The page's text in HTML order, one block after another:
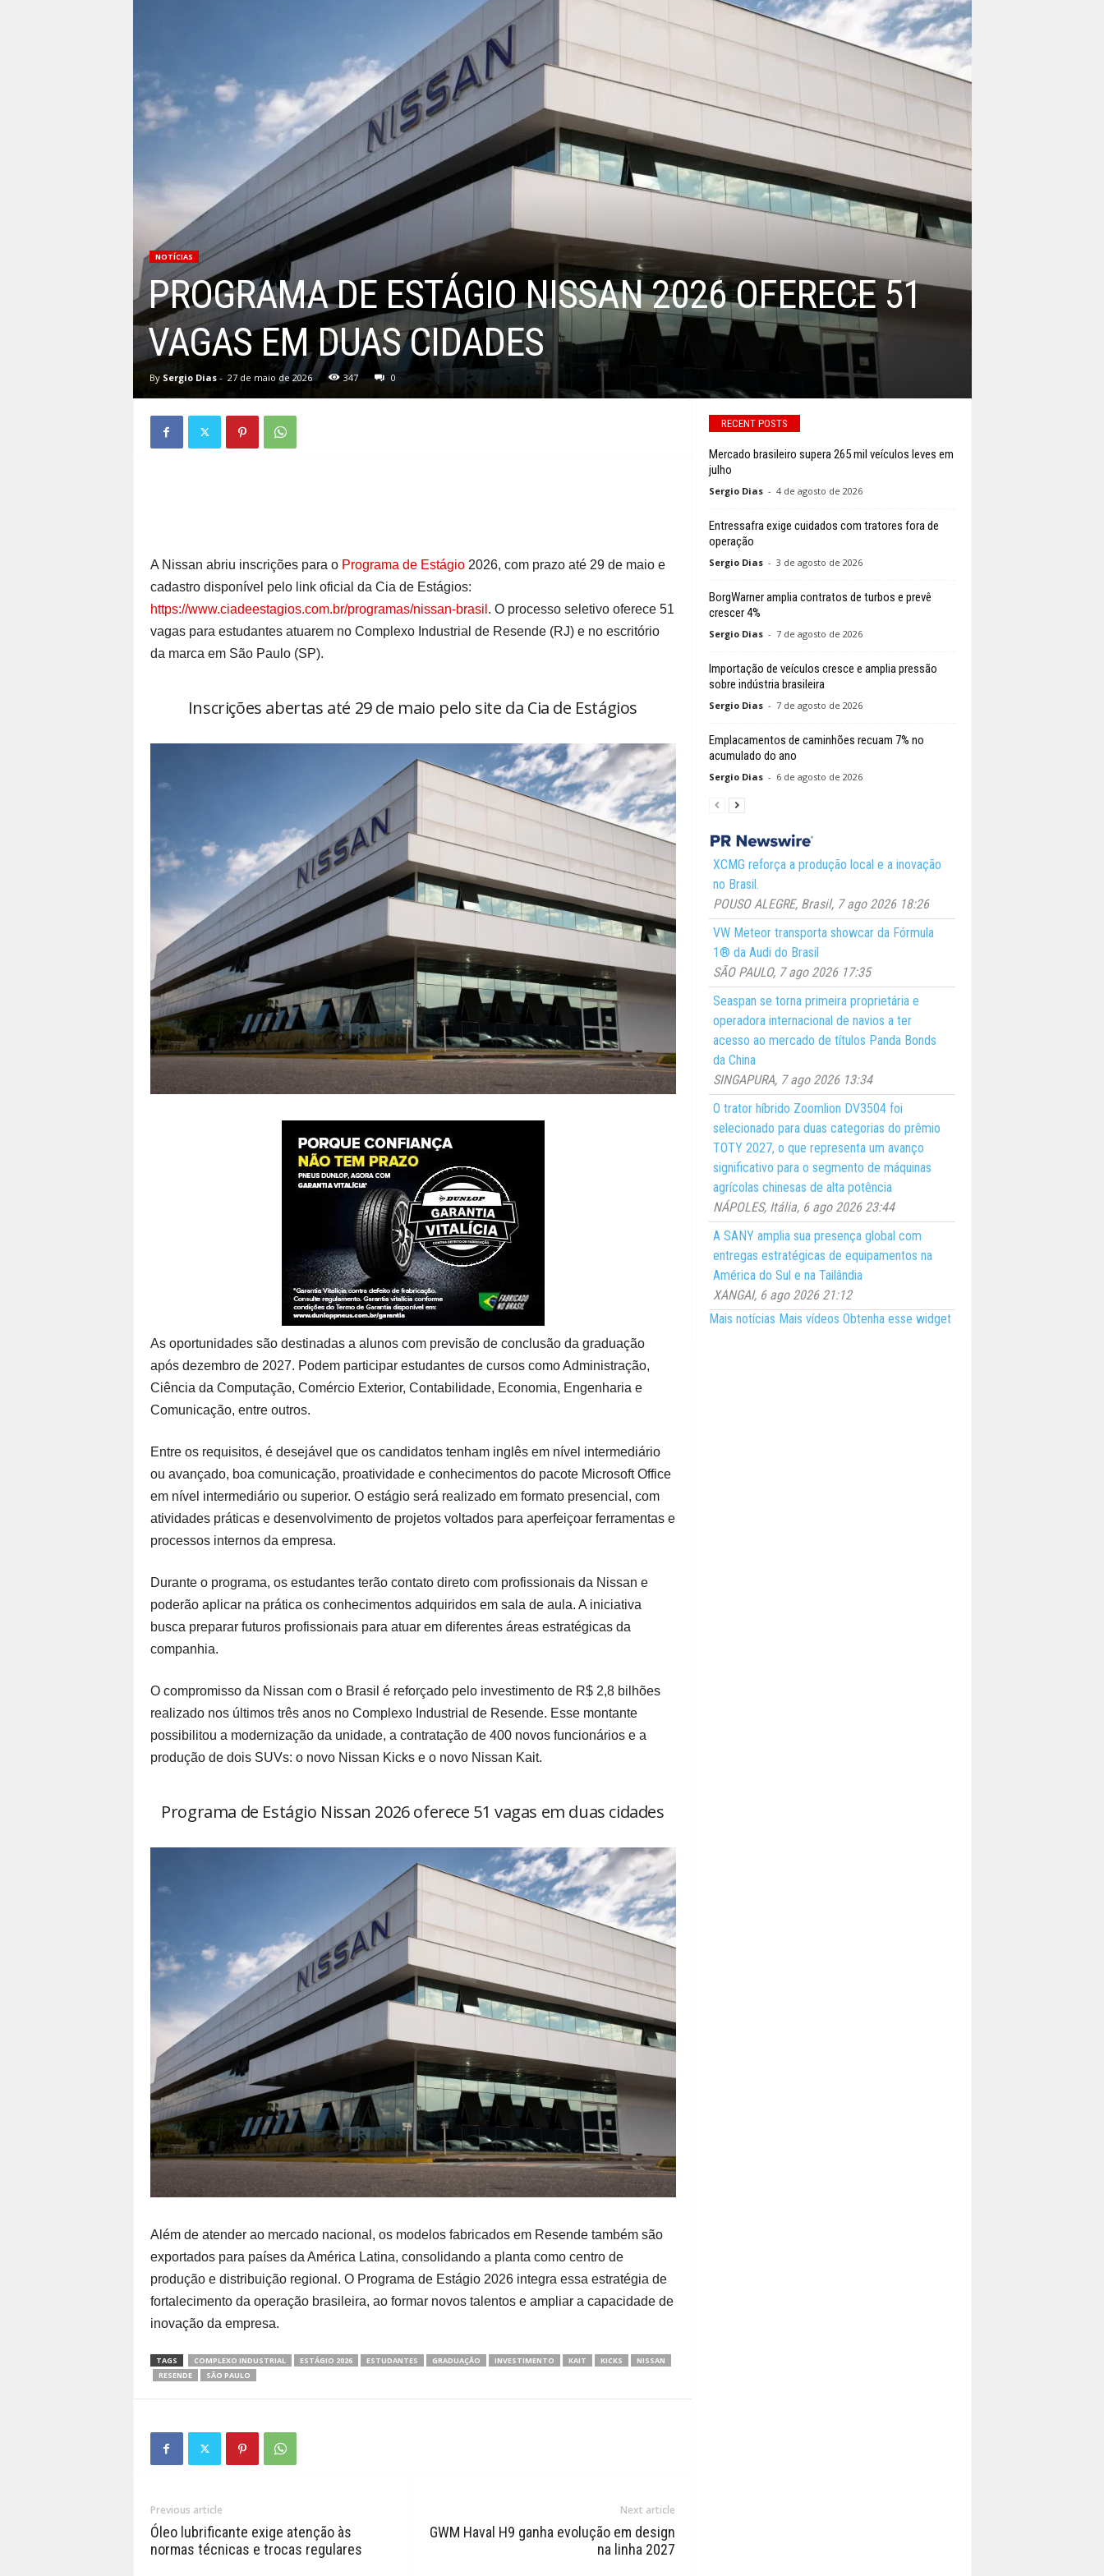
NOTÍCIAS
PROGRAMA DE ESTÁGIO NISSAN 2026 OFERECE 51
VAGAS EM DUAS CIDADES
By Sergio Dias- 27 de maio de 2026 347 0
A Nissan abriu inscrições para o Programa de Estágio2026, com prazo até 29 de maio e
cadastro disponível pelo link oficial da Cia de Estágios:
https://www.ciadeestagios.com.br/programas/nissan-brasil . O processo seletivo oferece 51
vagas para estudantes atuarem no Complexo Industrial de Resende (RJ) e no escritório
da marca em São Paulo (SP).
Inscrições abertas até 29 de maio pelo site da Cia de Estágios
As oportunidades são destinadas a alunos com previsão de conclusão da graduação
após dezembro de 2027. Podem participar estudantes de cursos como Administração,
Ciência da Computação, Comércio Exterior, Contabilidade, Economia, Engenharia e
Comunicação, entre outros.
Entre os requisitos, é desejável que os candidatos tenham inglês em nível intermediário
ou avançado, boa comunicação, proatividade e conhecimentos do pacote Microsoft Office
em nível intermediário ou superior. O estágio será realizado em formato presencial, com
atividades práticas e desenvolvimento de projetos voltados para aperfeiçoar ferramentas e
processos internos da empresa.
Durante o programa, os estudantes terão contato direto com profissionais da Nissan e
poderão aplicar na prática os conhecimentos adquiridos em sala de aula. A iniciativa
busca preparar futuros profissionais para atuar em diferentes áreas estratégicas da
companhia.
O compromisso da Nissan com o Brasil é reforçado pelo investimento de R$ 2,8 bilhões
realizado nos últimos três anos no Complexo Industrial de Resende. Esse montante
possibilitou a modernização da unidade, a contratação de 400 novos funcionários e a
produção de dois SUVs: o novo Nissan Kicks e o novo Nissan Kait.
Programa de Estágio Nissan 2026 oferece 51 vagas em duas cidades
Além de atender ao mercado nacional, os modelos fabricados em Resende também são
exportados para países da América Latina, consolidando a planta como centro de
produção e distribuição regional. O Programa de Estágio 2026 integra essa estratégia de
fortalecimento da operação brasileira, ao formar novos talentos e ampliar a capacidade de
inovação da empresa.
TAGS COMPLEXO INDUSTRIAL ESTÁGIO 2026 ESTUDANTES GRADUAÇÃO INVESTIMENTO KAIT KICKS
NISSAN
RESENDE
SÃO PAULO
Previous article
Óleo lubrificante exige atenção às
normas técnicas e trocas regulares
Next article
GWM Haval H9 ganha evolução em design
na linha 2027
RECENT POSTS
Mercado brasileiro supera 265 mil veículos leves em
julho
Sergio Dias - 4 de agosto de 2026
Entressafra exige cuidados com tratores fora de
operação
Sergio Dias - 3 de agosto de 2026
BorgWarner amplia contratos de turbos e prevê
crescer 4%
Sergio Dias - 7 de agosto de 2026
Importação de veículos cresce e amplia pressão
sobre indústria brasileira
Sergio Dias - 7 de agosto de 2026
Emplacamentos de caminhões recuam 7% no
acumulado do ano
Sergio Dias - 6 de agosto de 2026
XCMG reforça a produção local e a inovação
no Brasil.
POUSO ALEGRE, Brasil, 7 ago 2026 18:26
VW Meteor transporta showcar da Fórmula
1® da Audi do Brasil
SÃO PAULO, 7 ago 2026 17:35
Seaspan se torna primeira proprietária e
operadora internacional de navios a ter
acesso ao mercado de títulos Panda Bonds
da China
SINGAPURA, 7 ago 2026 13:34
O trator híbrido Zoomlion DV3504 foi
selecionado para duas categorias do prêmio
TOTY 2027, o que representa um avanço
significativo para o segmento de máquinas
agrícolas chinesas de alta potência
NÁPOLES, Itália, 6 ago 2026 23:44
A SANY amplia sua presença global com
entregas estratégicas de equipamentos na
América do Sul e na Tailândia
XANGAI, 6 ago 2026 21:12
Mais notícias Mais vídeos Obtenha esse widget